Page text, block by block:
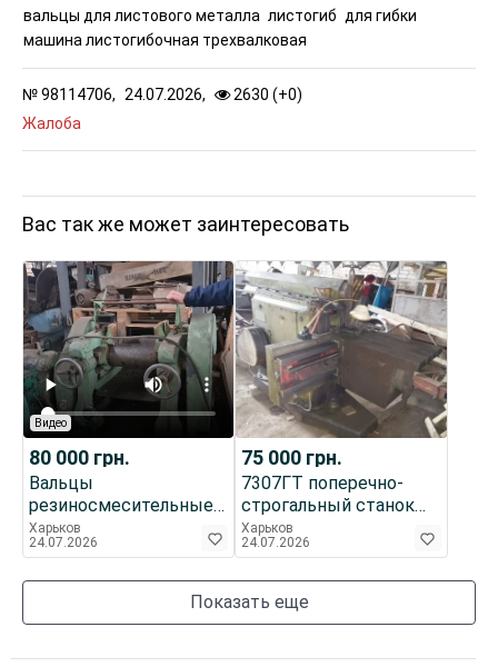
№98114706, 24.07.2026, 2630 (+0)
Жалоба
вальцы для листового металла листогиб для гибки
машина листогибочная трехвалковая
Вас так же может заинтересовать
Видео
80 000 грн.
Вальцы
резиносмесительные
ПД 320
Харьков
24.07.2026
75 000 грн.
7307ГТ поперечно-
строгальный станок
Вальцы для листового
металла
Харьков
24.07.2026
Показать еще